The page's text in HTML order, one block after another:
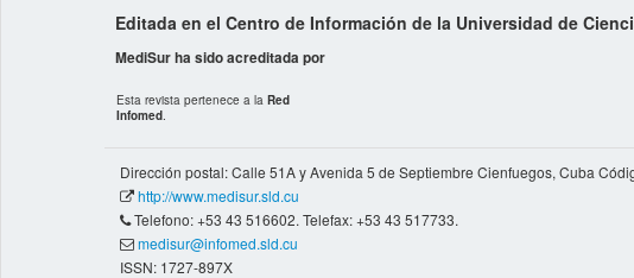
Editada en el Centro de Información de la Universidad de
MediSur ha sido acreditada por
Esta revista pertenece a la Red
Infomed.
Dirección postal: Calle 51A y Avenida 5 de Septiembre Cienfuegos, Cuba
http://www.medisur.sld.cu
Telefono: +53 43 516602. Telefax: +53 43 517733.
medisur@infomed.sld.cu
ISSN: 1727-897X